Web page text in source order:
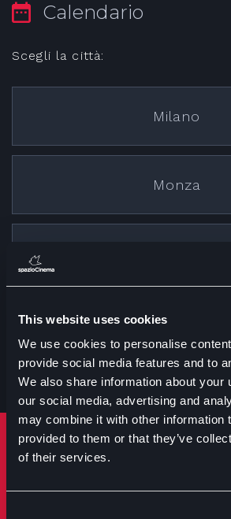
This website uses cookies
We use cookies to personalise
provide social media features and to
We also share information about your
our social media, advertising and
may combine it with other information
provided to them or that they’ve
of their services.
Calendario
Scegli la città:
Milano
Monza
Treviglio
Rimani sempre
Iscriviti per ricevere notizie su